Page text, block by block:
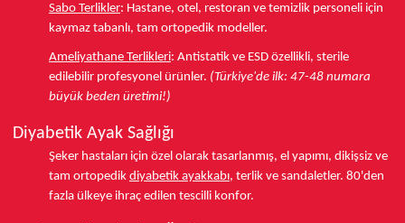
Sabo Terlikler: Hastane, otel, restoran ve temizlik personeli için
kaymaz tabanlı, tam ortopedik modeller.
Ameliyathane Terlikleri: Antistatik ve ESD özellikli, sterile
edilebilir profesyonel ürünler. (Türkiye'de ilk: 47-48 numara
büyük beden üretimi!)
Diyabetik Ayak Sağlığı
Şeker hastaları için özel olarak tasarlanmış, el yapımı, dikişsiz ve
tam ortopedik diyabetik ayakkabı, terlik ve sandaletler. 80'den
fazla ülkeye ihraç edilen tescilli konfor.